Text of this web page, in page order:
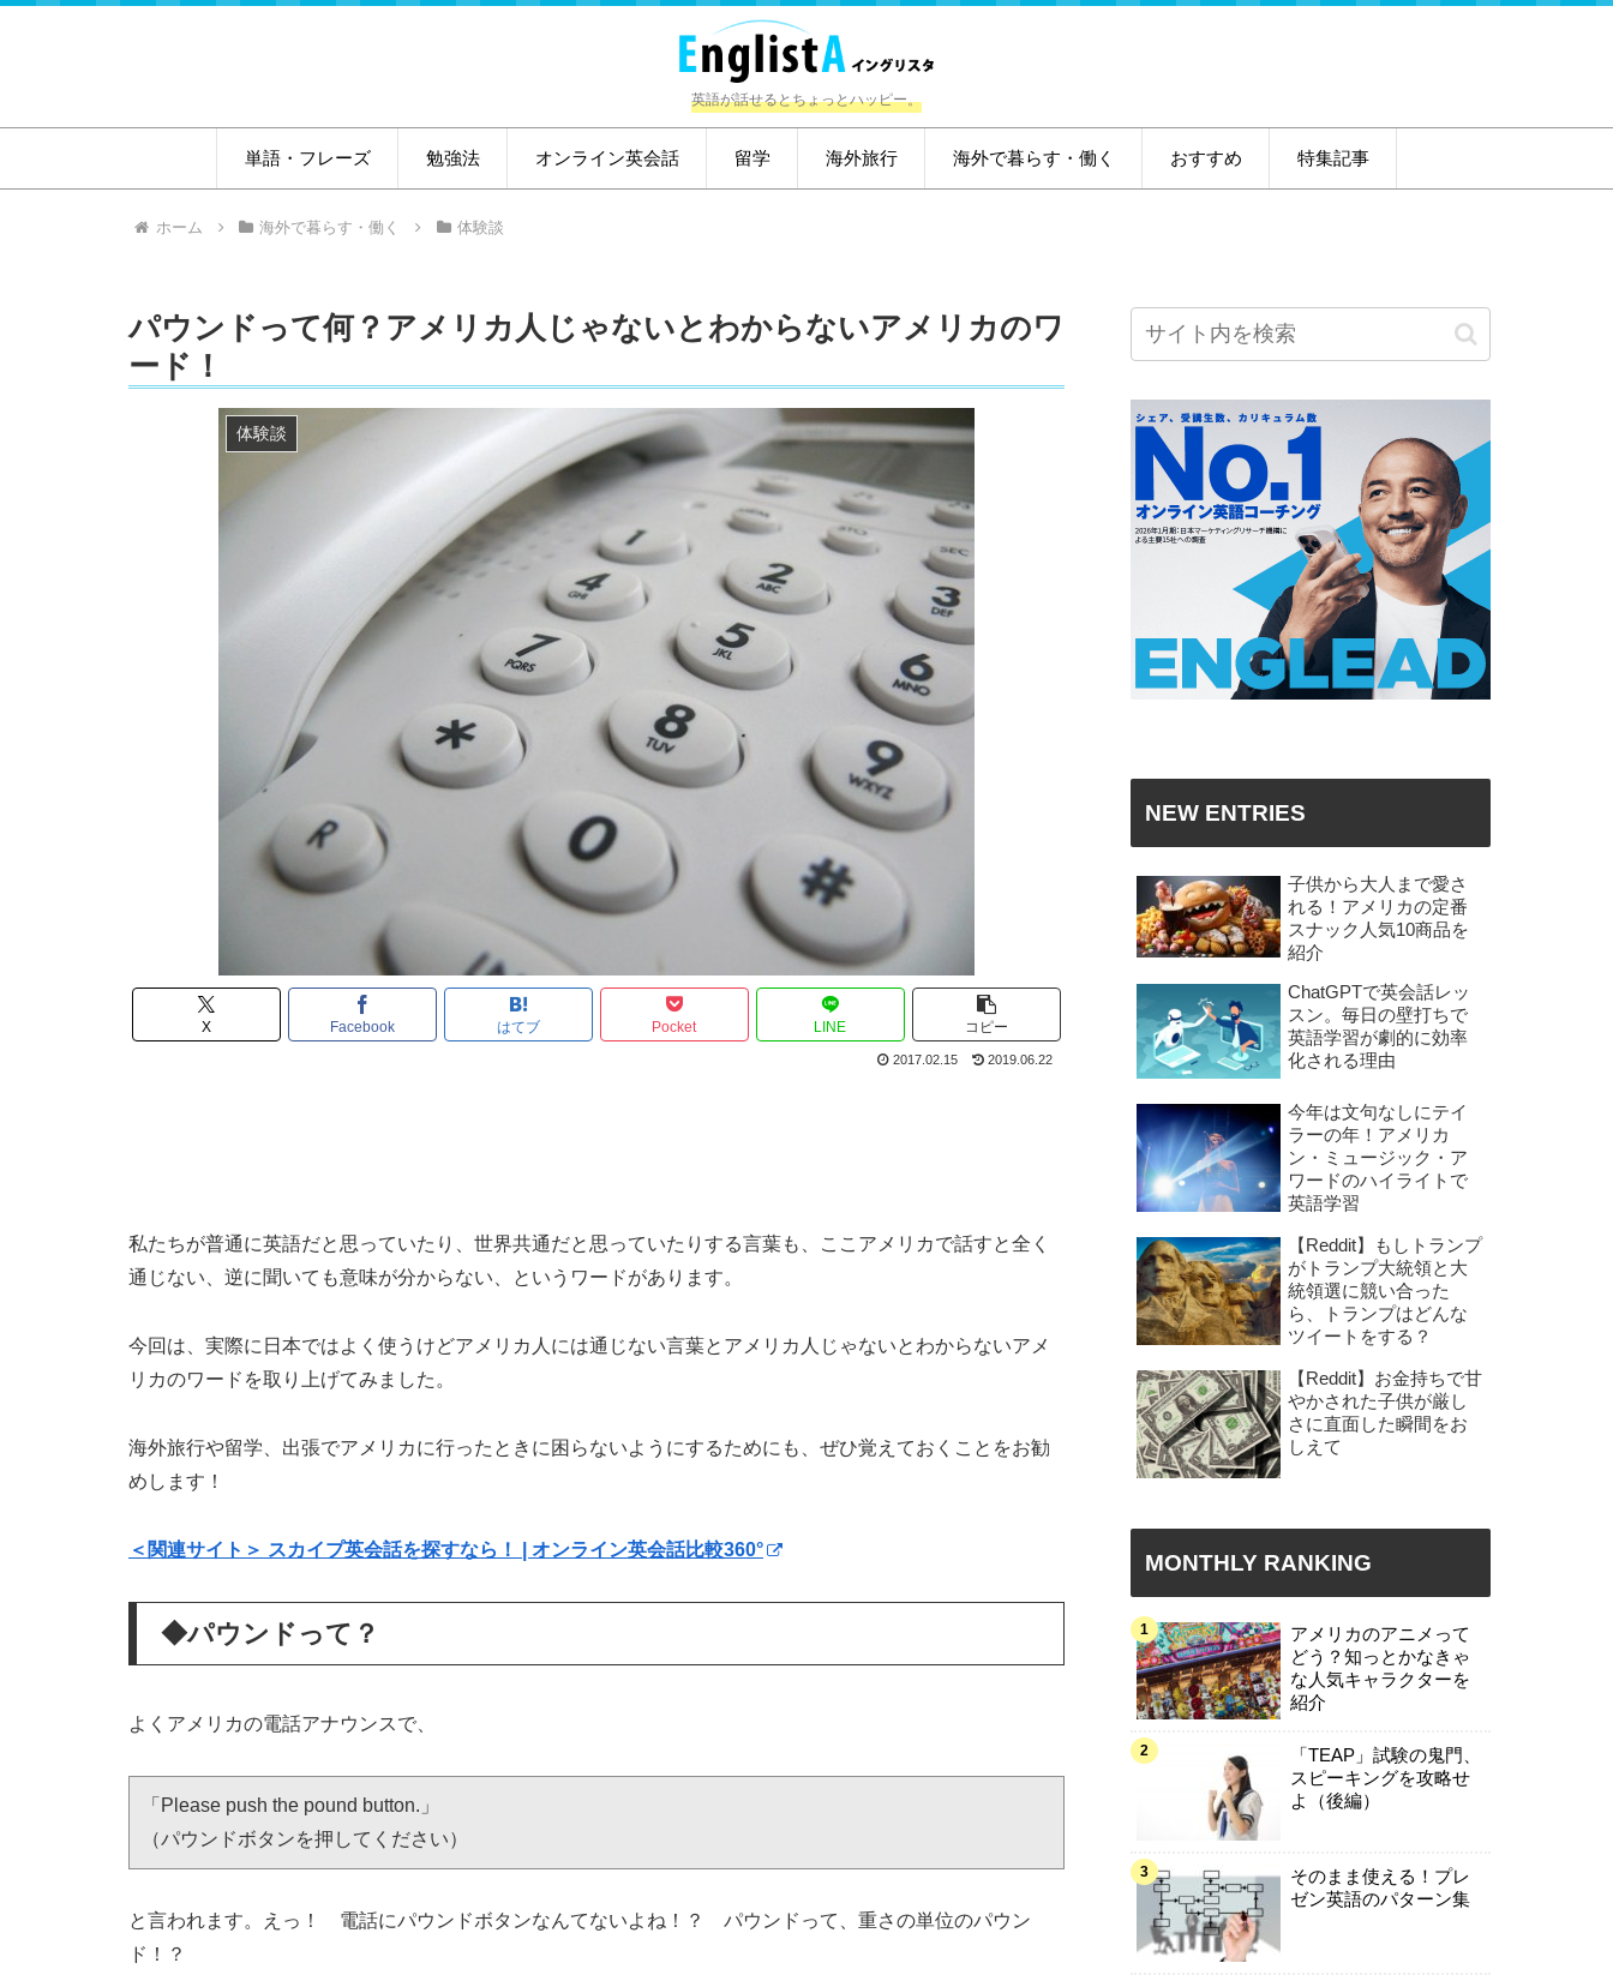
英語が話せるとちょっとハッピー。
単語・フレーズ 勉強法 オンライン英会話 留学 海外旅行 海外で暮らす・働く おすすめ 特集記事
ホーム 海外で暮らす・働く 体験談
パウンドって何？アメリカ人じゃないとわからないアメリカのワ
ード！
体験談
X Facebook はてブ Pocket LINE コピー
2017.02.15 2019.06.22
私たちが普通に英語だと思っていたり、世界共通だと思っていたりする言葉も、ここアメリカで話すと全く
通じない、逆に聞いても意味が分からない、というワードがあります。
今回は、実際に日本ではよく使うけどアメリカ人には通じない言葉とアメリカ人じゃないとわからないアメ
リカのワードを取り上げてみました。
海外旅行や留学、出張でアメリカに行ったときに困らないようにするためにも、ぜひ覚えておくことをお勧
めします！
＜関連サイト＞ スカイプ英会話を探すなら！ | オンライン英会話比較360°
◆パウンドって？
よくアメリカの電話アナウンスで、
「Please push the pound button.」
（パウンドボタンを押してください）
と言われます。えっ！ 電話にパウンドボタンなんてないよね！？ パウンドって、重さの単位のパウン
ド！？
NEW ENTRIES
子供から大人まで愛さ
れる！アメリカの定番
スナック人気10商品を
紹介
ChatGPTで英会話レッ
スン。毎日の壁打ちで
英語学習が劇的に効率
化される理由
今年は文句なしにテイ
ラーの年！アメリカ
ン・ミュージック・ア
ワードのハイライトで
英語学習
【Reddit】もしトランプ
がトランプ大統領と大
統領選に競い合った
ら、トランプはどんな
ツイートをする？
【Reddit】お金持ちで甘
やかされた子供が厳し
さに直面した瞬間をお
しえて
MONTHLY RANKING
アメリカのアニメって
どう？知っとかなきゃ
な人気キャラクターを
紹介
「TEAP」試験の鬼門、
スピーキングを攻略せ
よ（後編）
そのまま使える！プレ
ゼン英語のパターン集